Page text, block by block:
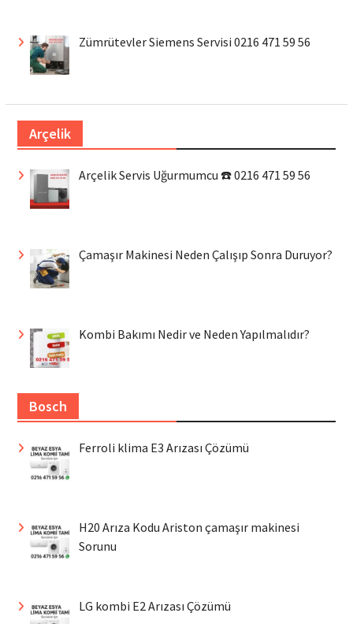
Zümrütevler Siemens Servisi 0216 471 59 56
Arçelik
Arçelik Servis Uğurmumcu ☎️ 0216 471 59 56
Çamaşır Makinesi Neden Çalışıp Sonra Duruyor?
Kombi Bakımı Nedir ve Neden Yapılmalıdır?
Bosch
Ferroli klima E3 Arızası Çözümü
H20 Arıza Kodu Ariston çamaşır makinesi
Sorunu
LG kombi E2 Arızası Çözümü